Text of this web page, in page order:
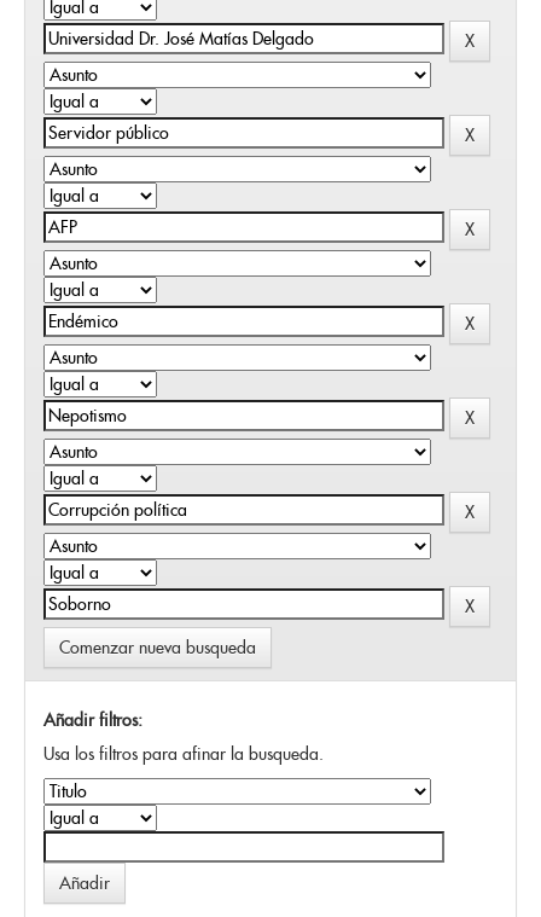
Comenzar nueva busqueda
Añadir filtros:
Usa los filtros para afinar la busqueda.